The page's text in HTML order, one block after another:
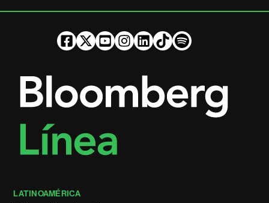
LATINOAMÉRICA